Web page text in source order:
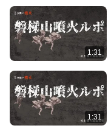
1:31
1:31